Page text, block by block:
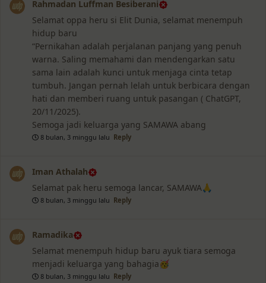
Rahmadan Luffman Besiberani
Selamat oppa heru si Elit Dunia, selamat menempuh
hidup baru
“Pernikahan adalah perjalanan panjang yang penuh
warna. Saling memahami dan mendengarkan satu
sama lain adalah kunci untuk menjaga cinta tetap
tumbuh. Jangan pernah lelah untuk berbicara dengan
hati dan memberi ruang untuk pasangan ( ChatGPT,
20/11/2025).
Semoga jadi keluarga yang SAMAWA abang
8 bulan, 3 minggu lalu Reply
Iman Athalah
Selamat pak heru semoga lancar, SAMAWA🙏
8 bulan, 3 minggu lalu Reply
Ramadika
Selamat menempuh hidup baru ayuk tiara semoga
menjadi keluarga yang bahagia🥳
8 bulan, 3 minggu lalu Reply